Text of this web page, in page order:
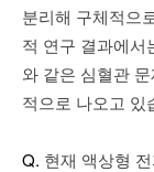
분리해 구체적으
적 연구 결과에서
와 같은 심혈관
적으로 나오고 있
Q. 현재 액상형